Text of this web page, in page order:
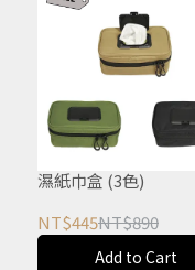
濕紙巾盒 (3色)
NT$445NT$890
Add to Cart